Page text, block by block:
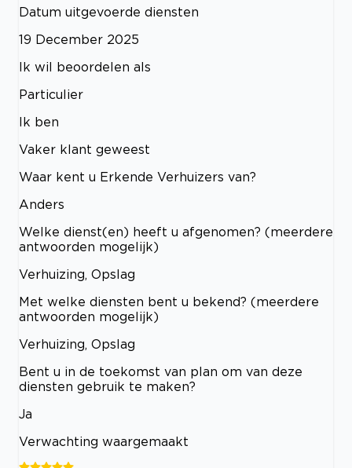
Datum uitgevoerde diensten
19 December 2025
Ik wil beoordelen als
Particulier
Ik ben
Vaker klant geweest
Waar kent u Erkende Verhuizers van?
Anders
Welke dienst(en) heeft u afgenomen? (meerdere
antwoorden mogelijk)
Verhuizing, Opslag
Met welke diensten bent u bekend? (meerdere
antwoorden mogelijk)
Verhuizing, Opslag
Bent u in de toekomst van plan om van deze
diensten gebruik te maken?
Ja
Verwachting waargemaakt